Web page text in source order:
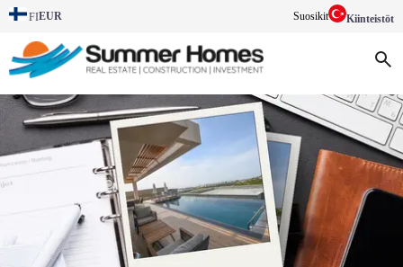
FIEUR Suosikit Kiinteistöt